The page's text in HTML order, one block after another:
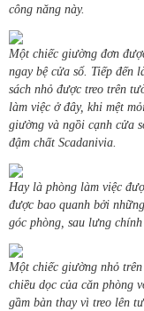
công năng này.
Một chiếc giường đơn
ngay bệ cửa sổ. Tiếp đến
sách nhỏ được treo trên
làm việc ở đây, khi mệt
giường và ngồi cạnh cửa
đậm chất Scadanivia.
Hay là phòng làm việc
được bao quanh bởi
góc phòng, sau lưng
Một chiếc giường nhỏ
chiều dọc của căn phòng
gầm bàn thay vì treo lên